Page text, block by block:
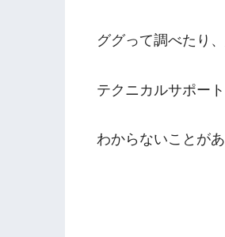
ググって調べたり
テクニカルサポー
わからないことが